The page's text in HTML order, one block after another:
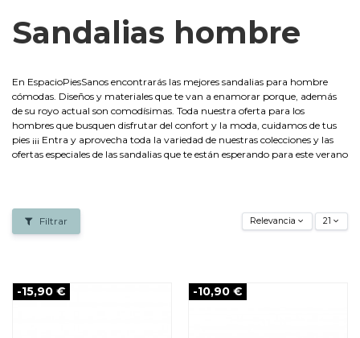
Sandalias hombre
En EspacioPiesSanos encontrarás las mejores sandalias para hombre
cómodas. Diseños y materiales que te van a enamorar porque, además
de su royo actual son comodísimas. Toda nuestra oferta para los
hombres que busquen disfrutar del confort y la moda, cuidamos de tus
pies ¡¡¡ Entra y aprovecha toda la variedad de nuestras colecciones y las
ofertas especiales de las sandalias que te están esperando para este verano
Filtrar Relevancia 21
-15,90 € -10,90 €